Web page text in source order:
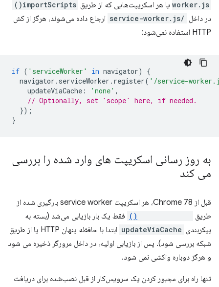
worker.js یا هر اسکریپت‌هایی که از طریق importScripts()
در داخل /service-worker.js
ارجاع داده می‌شوند، هرگز از کش
HTTP استفاده نمی‌شود:
if ( 'serviceWorker' in navigator)
{
navigator . serviceWorker . register( '/service-
updateViaCache : 'none' ,
// Optionally, set 'scope' here, if needed.
});
}
به روز رسانی اسکریپت های وارد شده را بررسی
می کند
قبل از Chrome 78، هر اسکریپت service worker بارگیری شده از
طریق
فقط یک بار بازیابی می‌شد (بسته به
پیکربندی updateViaCache
ابتدا با حافظه پنهان HTTP یا از طریق
شبکه بررسی شود). پس از بازیابی اولیه، در داخل مرورگر ذخیره می شود
و هرگز دوباره واکشی نمی شود.
تنها راه برای مجبور کردن یک سرویس‌کار از قبل نصب‌شده برای دریافت